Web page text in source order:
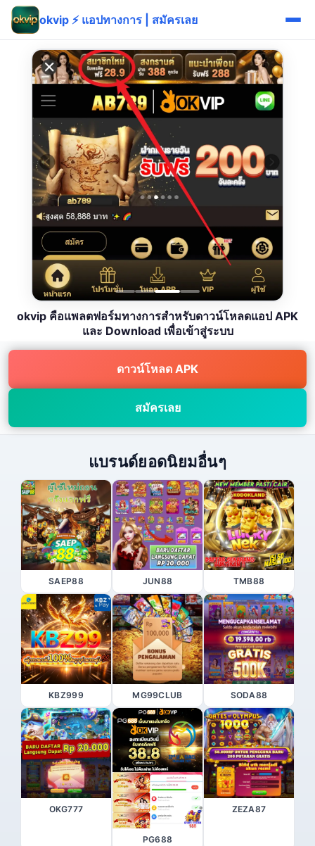
okvip ⚡ แอปทางการ | สมัครเลย
okvip คือแพลตฟอร์มทางการสำหรับดาวน์โหลดแอป APK
และ Download เพื่อเข้าสู่ระบบ
ดาวน์โหลด APK
สมัครเลย
แบรนด์ยอดนิยมอื่นๆ
SAEP88 JUN88 TMB88
KBZ999 MG99CLUB SODA88
OKG777
PG688
ZEZA87